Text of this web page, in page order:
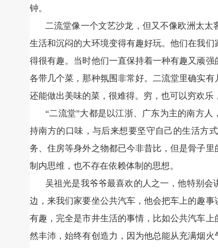
钟。
二流堂像一个文艺沙龙，但又不像欧洲太
生活和沉闷的大环境变得有趣好玩。他们在我
得很有趣。当时他们一直保持着一种有趣又顽
各带几个菜，那种氛围非常好。二流堂里确实
还能做出美味的菜，很难得。穷，也可以穷欢乐
“二流堂”大都是以江浙、广东为主的南方
持南方的口味，与后来想要坚守自己的生活方
务、住房等身外之物都已今非昔比，但是骨子
制内思维，也不存在依赖体制的思想。
吴祖光是我爷爷最喜欢的人之一，他特别
边，来我们家要坐公共汽车，他会把车上的趣
有趣，完全是市井生活的事情，比如公共汽车
然丰沛，始终有创造力，因为他总能从充满烟